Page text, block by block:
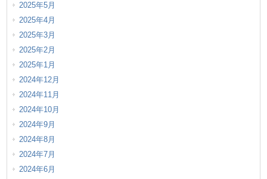
2025年5月
2025年4月
2025年3月
2025年2月
2025年1月
2024年12月
2024年11月
2024年10月
2024年9月
2024年8月
2024年7月
2024年6月